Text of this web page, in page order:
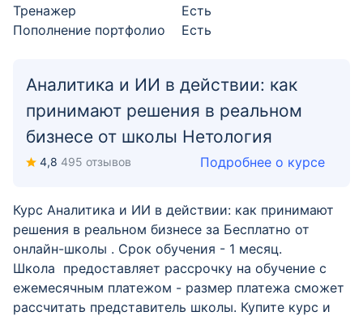
Тренажер
Есть
Пополнение портфолио
Есть
Аналитика и ИИ в действии: как
принимают решения в реальном
бизнесе от школы Нетология
4,8 495 отзывов Подробнее о курсе
Курс Аналитика и ИИ в действии: как принимают
решения в реальном бизнесе за Бесплатно от
онлайн-школы . Срок обучения - 1 месяц.
Школа предоставляет рассрочку на обучение с
ежемесячным платежом - размер платежа сможет
рассчитать представитель школы. Купите курс и